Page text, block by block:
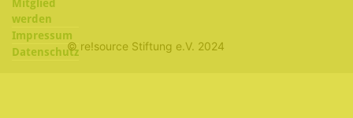
Mitglied
werden
Impressum
Datenschutz© re!source Stiftung e.V. 2024